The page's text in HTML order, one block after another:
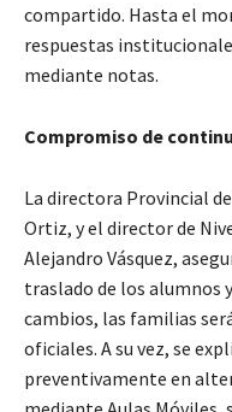
compartido. Hasta el
respuestas
mediante notas.
Compromiso de
La directora Provincial
Ortiz, y el director de
Alejandro Vásquez,
traslado de los alumnos
cambios, las familias
oficiales. A su vez, se
preventivamente en